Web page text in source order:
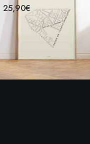
25,90€